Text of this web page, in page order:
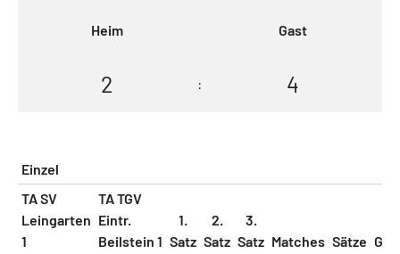
Heim Gast
2 : 4
Einzel
TA SV
Leingarten
1
TA TGV
Eintr.
Beilstein 1
1.
Satz
2.
Satz
3.
Satz Matches Sätze